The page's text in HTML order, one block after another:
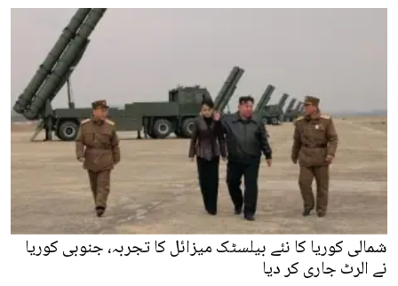
شمالی کوریا کا نئے بیلسٹک میزائل کا تجربہ، جنوبی کوریا
نے الرٹ جاری کر دیا